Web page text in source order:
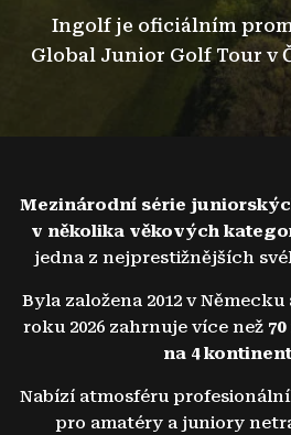
Ingolf je oficiálním
Global Junior Golf Tour v
Mezinárodní série
v několika věkových
jedna z nejprestižnějších
Byla založena 2012 v
roku 2026 zahrnuje více než
na 4
Nabízí atmosféru
pro amatéry a juniory